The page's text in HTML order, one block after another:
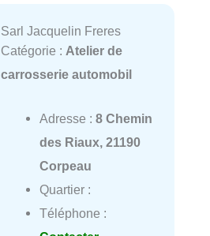
Sarl Jacquelin Freres
Catégorie : Atelier de
carrosserie automobil
Adresse : 8 Chemin
des Riaux, 21190
Corpeau
Quartier :
Téléphone :